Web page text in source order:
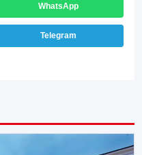
WhatsApp
Telegram